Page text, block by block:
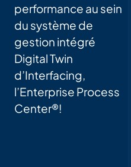
performance au sein
du système de
gestion intégré
Digital Twin
d’Interfacing,
l’Enterprise Process
Center®!